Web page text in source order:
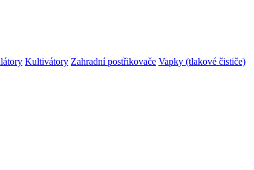
Kultivátory Zahradní postřikovače Vapky (tlakové čističe)